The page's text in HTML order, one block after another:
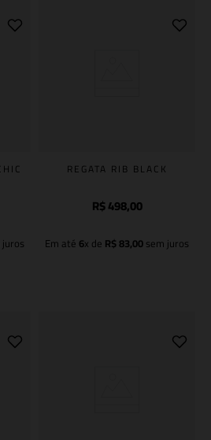
REGATA RIB BLACK
R$498,00
Em até 6x de R$83,00sem juros